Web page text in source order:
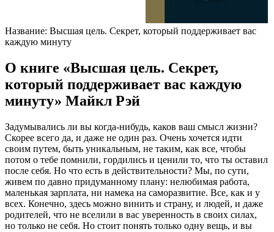
Название: Высшая цель. Секрет, который поддерживает вас
каждую минуту
О книге «Высшая цель. Секрет,
который поддерживает вас каждую
минуту» Майкл Рэй
Задумывались ли вы когда-нибудь, каков ваш смысл жизни?
Скорее всего да, и даже не один раз. Очень хочется идти
своим путем, быть уникальным, не таким, как все, чтобы
потом о тебе помнили, гордились и ценили то, что ты оставил
после себя. Но что есть в действительности? Мы, по сути,
живем по давно придуманному плану: нелюбимая работа,
маленькая зарплата, ни намека на саморазвитие. Все, как и у
всех. Конечно, здесь можно винить и страну, и людей, и даже
родителей, что не вселили в вас уверенность в своих силах,
но только не себя. Но стоит понять только одну вещь, и вы